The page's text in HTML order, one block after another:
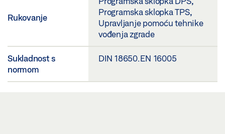
Rukovanje
Programska sklopka TPS,
Upravljanje pomoću tehnike
vođenja zgrade
Sukladnost s
normom
DIN 18650. EN 16005